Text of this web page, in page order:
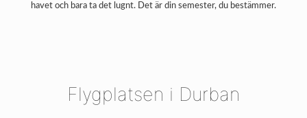
havet och bara ta det lugnt. Det är din semester, du bestämmer.
Flygplatsen i Durban